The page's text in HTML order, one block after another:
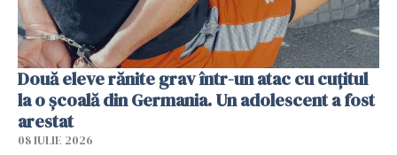
Două eleve rănite grav într-un atac cu cuțitul
la o școală din Germania. Un adolescent a fost
arestat
08 IULIE 2026